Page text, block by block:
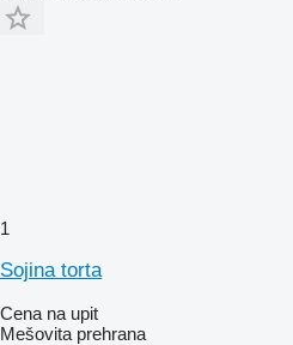
1
Soјina torta
Cena na upit
Mešovita prehrana